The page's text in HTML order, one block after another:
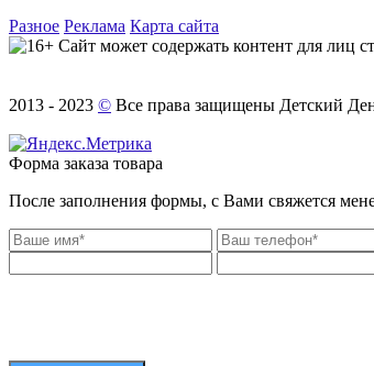
Разное Реклама Карта сайта
Сайт может содержать контент для лиц
2013 - 2023 © Все права защищены Детский
Форма заказа товара
После заполнения формы, с Вами свяжется